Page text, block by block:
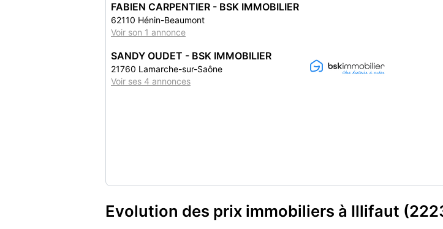
FABIEN CARPENTIER - BSK IMMOBILIER
62110 Hénin-Beaumont
Voir son 1 annonce
SANDY OUDET - BSK IMMOBILIER
21760 Lamarche-sur-Saône
Voir ses 4 annonces
Evolution des prix immobiliers à Illifaut